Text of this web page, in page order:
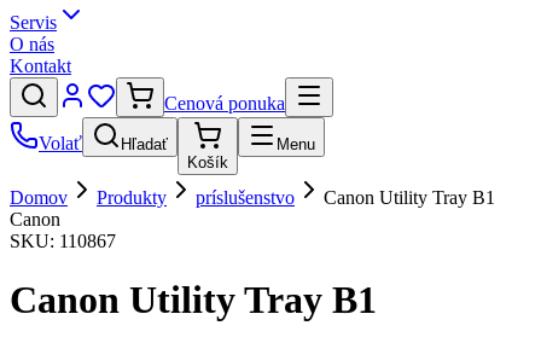
Servis
O nás
Kontakt
Cenová ponuka
Volať
Hľadať
Košík
Menu
Domov Produkty príslušenstvo
Canon Utility Tray B1
Canon
SKU: 110867
Canon Utility Tray B1